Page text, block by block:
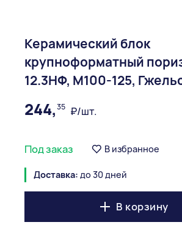
Керамический блок
крупноформатный
12.3НФ, М100-125,
244,35 ₽/шт.
Под заказ В избранное
Доставка: до 30 дней
В корзину